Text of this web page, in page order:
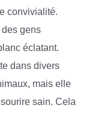
convivialité.
gens
éclatant.
dans divers
mais elle
sain. Cela